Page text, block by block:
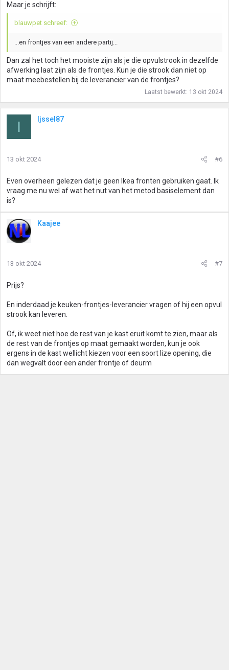
Maar je schrijft:
blauwpet schreef:
...en frontjes van een andere partij...
Dan zal het toch het mooiste zijn als je die opvulstrook in dezelfde
afwerking laat zijn als de frontjes. Kun je die strook dan niet op
maat meebestellen bij de leverancier van de frontjes?
Laatst bewerkt: 13 okt 2024
I Ijssel87
13 okt 2024 #6
Even overheen gelezen dat je geen Ikea fronten gebruiken gaat. Ik
vraag me nu wel af wat het nut van het metod basiselement dan
is?
Kaajee
13 okt 2024 #7
Prijs?
En inderdaad je keuken-frontjes-leverancier vragen of hij een opvul
strook kan leveren.
Of, ik weet niet hoe de rest van je kast eruit komt te zien, maar als
de rest van de frontjes op maat gemaakt worden, kun je ook
ergens in de kast wellicht kiezen voor een soort lize opening, die
dan wegvalt door een ander frontje of deurm